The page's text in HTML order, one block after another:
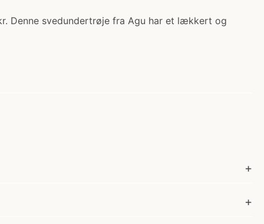
Denne svedundertrøje fra Agu har et lækkert og